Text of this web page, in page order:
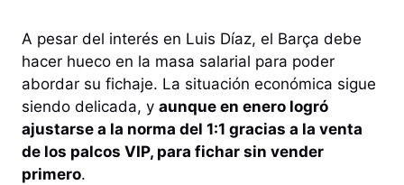
A pesar del interés en Luis Díaz, el Barça debe
hacer hueco en la masa salarial para poder
abordar su fichaje. La situación económica sigue
siendo delicada, y aunque en enero logró
ajustarse a la norma del 1:1 gracias a la venta
de los palcos VIP, para fichar sin vender
primero.